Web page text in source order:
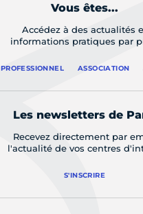
Vous êtes...
Accédez à des actualités
informations pratiques par
PROFESSIONNEL ASSOCIATION
Les newsletters de
Recevez directement par
l'actualité de vos centres
S'INSCRIRE